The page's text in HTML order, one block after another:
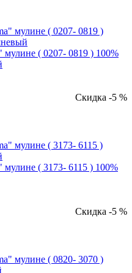
( 0207- 0819 ) 100%
Скидка -5 %
( 3173- 6115 ) 100%
Скидка -5 %